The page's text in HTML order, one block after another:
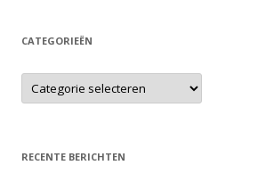
CATEGORIEËN
RECENTE BERICHTEN